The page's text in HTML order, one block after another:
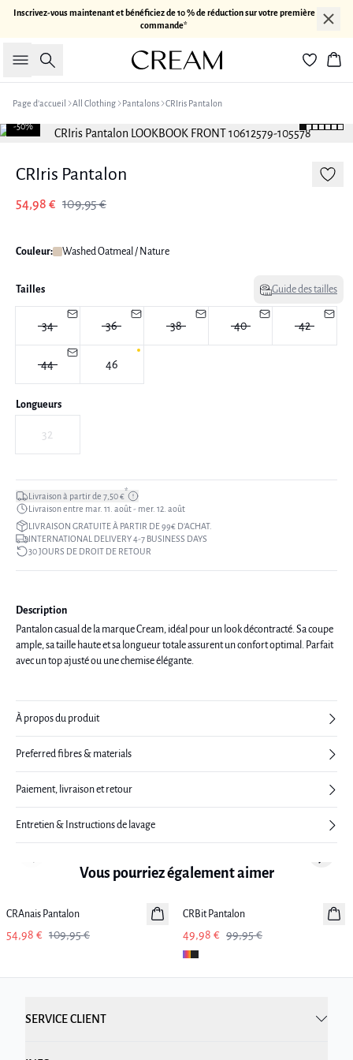
Inscrivez-vous maintenant et bénéficiez de 10 % de réduction sur votre première
commande*
Rechercher
Page d’accueil All Clothing Pantalons CRIris Pantalon
-50%
CRIris Pantalon
54,98 € 109,95 €
Couleur: Washed Oatmeal / Nature
Tailles Guide des tailles
34 36 38 40 42
44 46
Longueurs
32
Livraison à partir de 7,50 €*
Livraison entre mar. 11. août - mer. 12. août
LIVRAISON GRATUITE À PARTIR DE 99€ D’ACHAT.
INTERNATIONAL DELIVERY 4-7 BUSINESS DAYS
30 JOURS DE DROIT DE RETOUR
Description
Pantalon casual de la marque Cream, idéal pour un look décontracté. Sa coupe
ample, sa taille haute et sa longueur totale assurent un confort optimal. Parfait
avec un top ajusté ou une chemise élégante.
À propos du produit
Preferred fibres & materials
Paiement, livraison et retour
Entretien & Instructions de lavage
Vous pourriez également aimer
CRAnais Pantalon
54,98 € 109,95 €
-50%
CRBit Pantalon
49,98 € 99,95 €
Previous slide Next
SERVICE CLIENT